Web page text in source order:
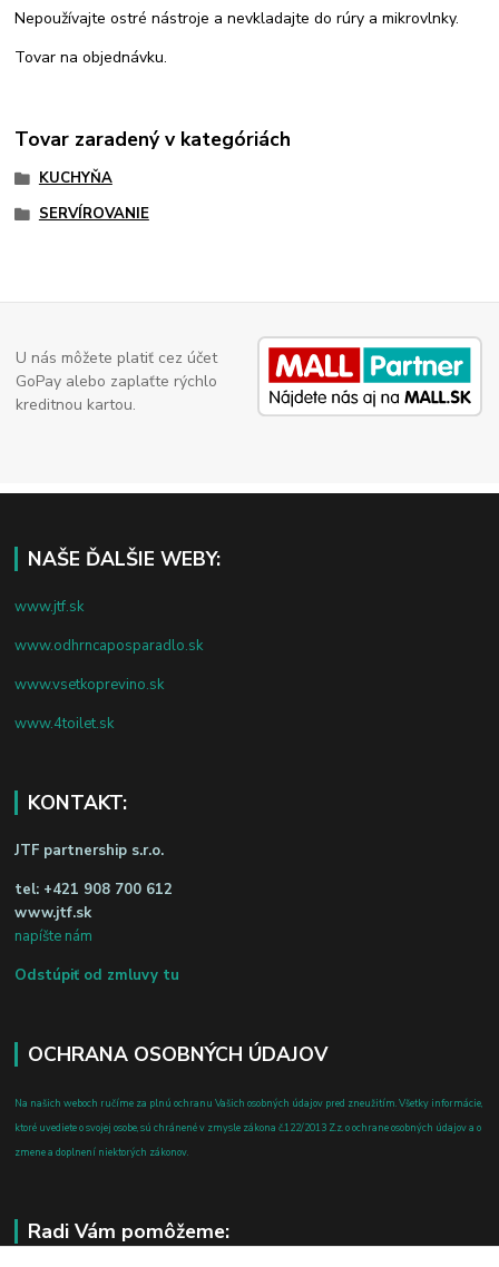
Nepoužívajte ostré nástroje a nevkladajte do rúry a mikrovlnky.
Tovar na objednávku.
Tovar zaradený v kategóriách
KUCHYŇA
SERVÍROVANIE
U nás môžete platiť cez účet
GoPay alebo zaplaťte rýchlo
kreditnou kartou.
NAŠE ĎALŠIE WEBY:
www.jtf.sk
www.odhrncaposparadlo.sk
www.vsetkoprevino.sk
www.4toilet.sk
KONTAKT:
JTF partnership s.r.o.
tel: +421 908 700 612
www.jtf.sk
napíšte nám
Odstúpiť od zmluvy tu
OCHRANA OSOBNÝCH ÚDAJOV
Na našich weboch ručíme za plnú ochranu Vašich osobných údajov pred zneužitím. Všetky informácie,
ktoré uvediete o svojej osobe, sú chránené v zmysle zákona č.122/2013 Z.z. o ochrane osobných údajov a o
zmene a doplnení niektorých zákonov.
Radi Vám pomôžeme: